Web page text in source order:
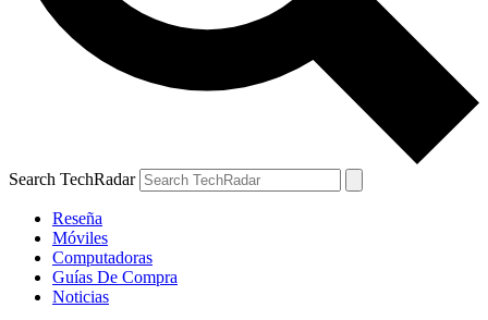
Search TechRadar
Reseña
Móviles
Computadoras
Guías De Compra
Noticias